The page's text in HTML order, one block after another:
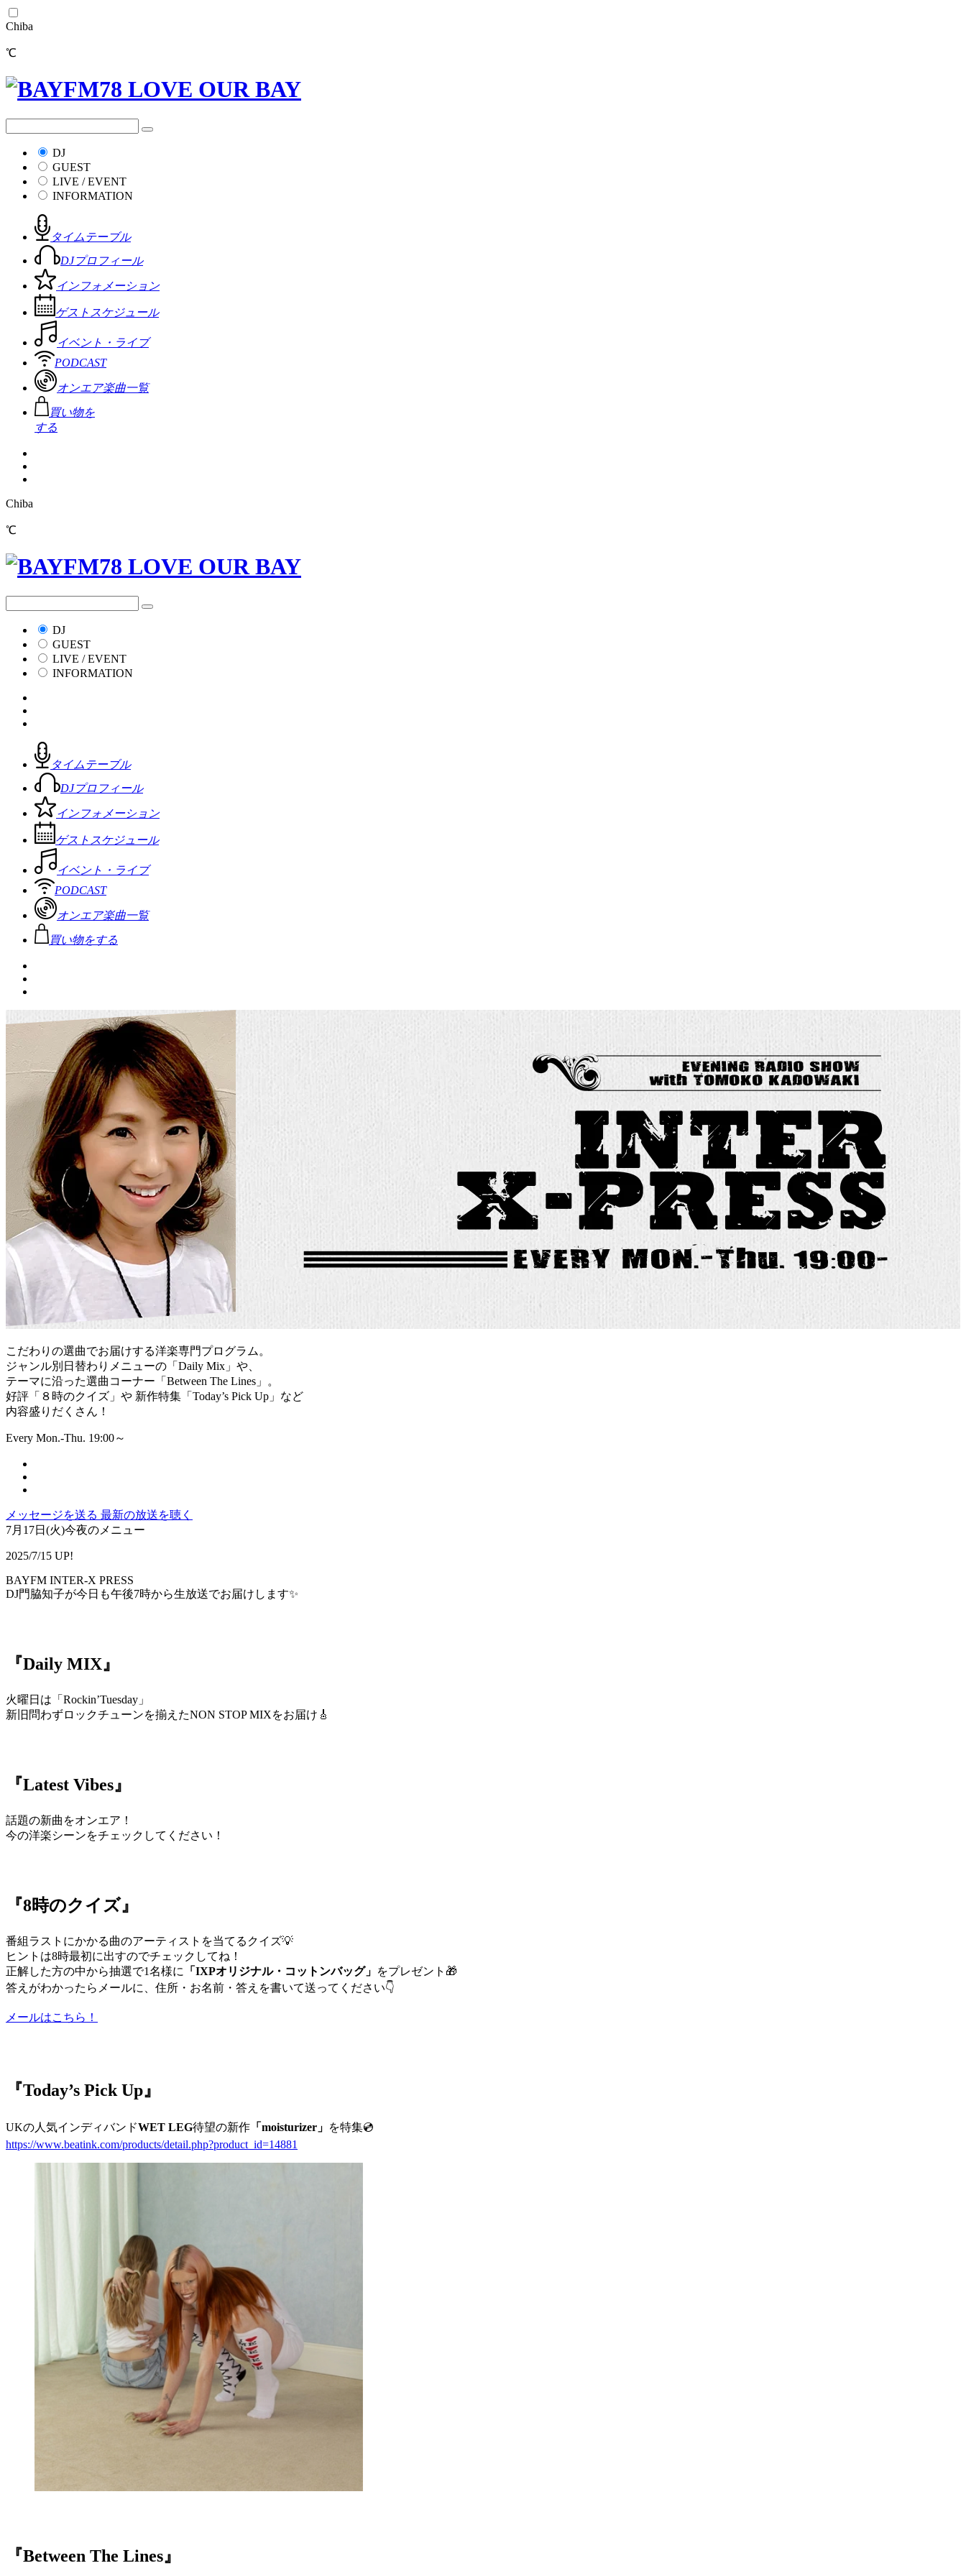
Chiba
℃
DJ
GUEST
LIVE / EVENT
INFORMATION
タイムテーブル
DJプロフィール
インフォメーション
ゲストスケジュール
イベント・ライブ
PODCAST
オンエア楽曲一覧
買い物を
する
Chiba
℃
DJ
GUEST
LIVE / EVENT
INFORMATION
タイムテーブル
DJプロフィール
インフォメーション
ゲストスケジュール
イベント・ライブ
PODCAST
オンエア楽曲一覧
買い物をする
こだわりの選曲でお届けする洋楽専門プログラム。
ジャンル別日替わりメニューの「Daily Mix」や、
テーマに沿った選曲コーナー「Between The Lines」。
好評「８時のクイズ」や 新作特集「Today’s Pick Up」など
内容盛りだくさん！
Every Mon.-Thu. 19:00～
メッセージを送る 最新の放送を聴く
7月17日(火)今夜のメニュー
2025/7/15 UP!
BAYFM INTER-X PRESS
DJ門脇知子が今日も午後7時から生放送でお届けします✨
『Daily MIX』
火曜日は「Rockin’Tuesday」
新旧問わずロックチューンを揃えたNON STOP MIXをお届け🎸
『Latest Vibes』
話題の新曲をオンエア！
今の洋楽シーンをチェックしてください！
『8時のクイズ』
番組ラストにかかる曲のアーティストを当てるクイズ💡
ヒントは8時最初に出すのでチェックしてね！
正解した方の中から抽選で1名様に
「IXPオリジナル・コットンバッグ」 をプレゼント🎁
答えがわかったらメールに、住所・お名前・答えを書いて送ってください👇
メールはこちら！
『Today’s Pick Up』
UKの人気インディバンドWET LEG待望の新作 「moisturizer」 を特集💿
https://www.beatink.com/products/detail.php?product_id=14881
『Between The Lines』